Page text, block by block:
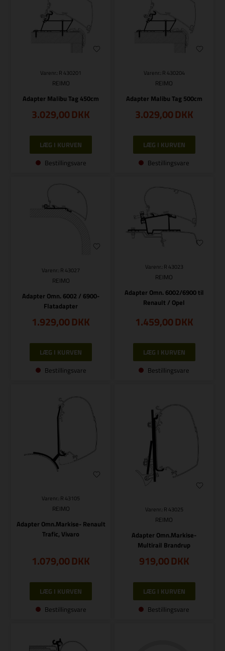
Varenr.: R 430201
REIMO
Adapter Malibu Tag 450cm
3.029,00DKK
Bestillingsvare
Varenr.: R 430204
REIMO
Adapter Malibu Tag 500cm
3.029,00DKK
Bestillingsvare
Varenr.: R 43027
REIMO
Adapter Omn. 6002 / 6900-
Flatadapter
1.929,00DKK
Bestillingsvare
Varenr.: R 43023
REIMO
Adapter Omn. 6002/6900 til
Renault / Opel
1.459,00DKK
Bestillingsvare
Varenr.: R 43105
REIMO
Adapter Omn.Markise- Renault
Trafic, Vivaro
1.079,00DKK
Bestillingsvare
Varenr.: R 43025
REIMO
Adapter Omn.Markise-
Multirail Brandrup
919,00DKK
Bestillingsvare